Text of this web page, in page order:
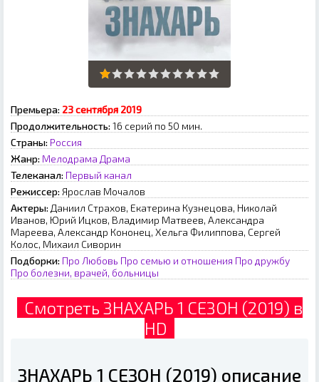
Премьера: 23 сентября 2019
Продолжительность: 16 серий по 50 мин.
Страны: Россия
Жанр: Мелодрама Драма
Телеканал: Первый канал
Режиссер: Ярослав Мочалов
Актеры: Даниил Страхов, Екатерина Кузнецова, Николай
Иванов, Юрий Ицков, Владимир Матвеев, Александра
Мареева, Александр Кононец, Хельга Филиппова, Сергей
Колос, Михаил Сиворин
Подборки: Про Любовь Про семью и отношения Про дружбу
Про болезни, врачей, больницы
Смотреть ЗНАХАРЬ 1 СЕЗОН (2019) в
HD
ЗНАХАРЬ 1 СЕЗОН (2019) описание